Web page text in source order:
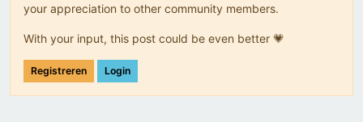
your appreciation to other community members.
With your input, this post could be even better 💗
Registreren Login